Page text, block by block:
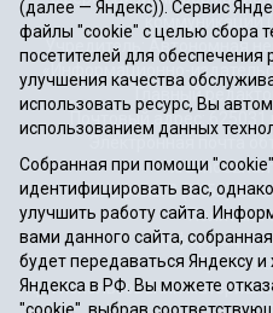
коммуникаций
Учредитель: Автономная
«Информационно-
Главный
Почтовый адрес:
Электронная почта
Телефоны 8 (3452) 34-
Политика
Информация
При использовании
(далее — Яндекс)). Сервис
файлы "cookie" с целью сбора
посетителей для обеспечения
улучшения качества
использовать ресурс, Вы
использованием данных
Собранная при помощи
идентифицировать вас,
улучшить работу сайта.
вами данного сайта,
будет передаваться Яндексу и
Яндекса в РФ. Вы можете